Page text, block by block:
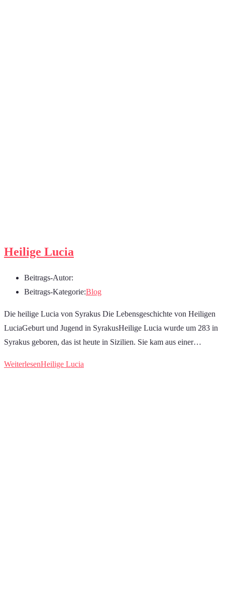
Heilige Lucia
Beitrags-Autor:
Beitrags-Kategorie:Blog
Die heilige Lucia von Syrakus Die Lebensgeschichte von Heiligen
LuciaGeburt und Jugend in SyrakusHeilige Lucia wurde um 283 in
Syrakus geboren, das ist heute in Sizilien. Sie kam aus einer…
WeiterlesenHeilige Lucia